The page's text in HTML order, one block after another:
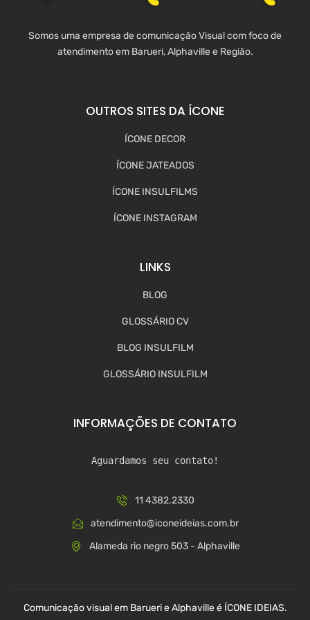
Somos uma empresa de comunicação Visual com foco de
atendimento em Barueri, Alphaville e Região.
OUTROS SITES DA ÍCONE
ÍCONE DECOR
ÍCONE JATEADOS
ÍCONE INSULFILMS
ÍCONE INSTAGRAM
LINKS
BLOG
GLOSSÁRIO CV
BLOG INSULFILM
GLOSSÁRIO INSULFILM
INFORMAÇÕES DE CONTATO
Aguardamos seu contato!
11 4382.2330
atendimento@iconeideias.com.br
Alameda rio negro 503 - Alphaville
Comunicação visual em Barueri e Alphaville é ÍCONE IDEIAS.